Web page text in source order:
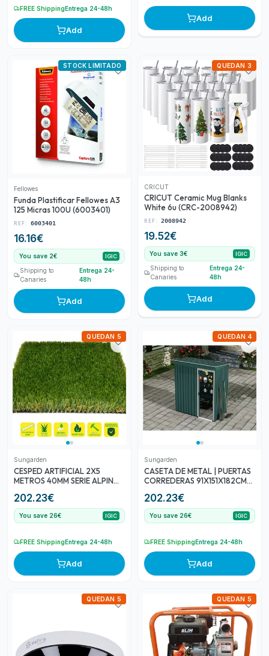
FREE ShippingEntrega 24-48h
Add
Add
Fellowes
Funda Plastificar Fellowes A3
125 Micras 100U (6003401)
REF: 6003401
16.16€
STOCK LIMITADO
You save 2€ IGIC
Shipping to
Canaries
Entrega 24-
48h
Add
CRICUT
CRICUT Ceramic Mug Blanks
White 6u (CRC-2008942)
REF: 2008942
19.52€
QUEDAN 3
You save 3€ IGIC
Shipping to
Canaries
Entrega 24-
48h
Add
Sungarden
CESPED ARTIFICIAL 2X5
METROS 40MM SERIE ALPINO
202.23€
QUEDAN 5
You save 26€ IGIC
FREE ShippingEntrega 24-48h
Add
Sungarden
CASETA DE METAL | PUERTAS
CORREDERAS 91X151X182CM
(1.37M2) VERDE SUNGARDEN
202.23€
QUEDAN 4
You save 26€ IGIC
FREE ShippingEntrega 24-48h
Add
QUEDAN 5 QUEDAN 5